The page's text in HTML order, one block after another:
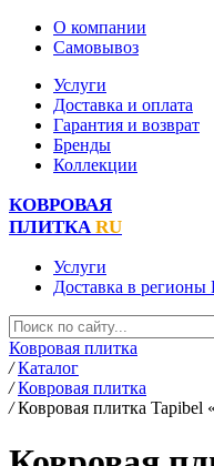
О компании
Самовывоз
Услуги
Доставка и оплата
Гарантия и возврат
Бренды
Коллекции
КОВРОВАЯ
ПЛИТКА RU
Услуги
Доставка в
Ковровая плитка
/ Каталог
/ Ковровая плитка
/ Ковровая плитка Tapibel